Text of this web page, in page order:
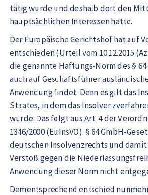
tätig wurde und deshalb dort den
hauptsächlichen Interessen hatte.
Der Europäische Gerichtshof hat auf
entschieden (Urteil vom 10.12.2015
die genannte Haftungs-Norm des § 64
auch auf Geschäftsführer
Anwendung findet. Denn es gilt das
Staates, in dem das
wurde. Das folgt aus Art. 4 der
1346/2000 (EuInsVO). § 64 GmbH-
deutschen Insolvenzrechts und damit
Verstoß gegen die
Anwendung dieser Norm nicht
Dementsprechend entschied